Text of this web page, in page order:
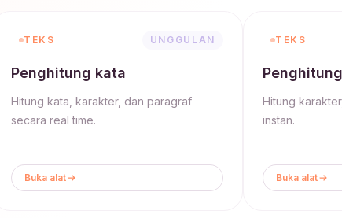
TEKS UNGGULAN
Penghitung kata
Hitung kata, karakter, dan paragraf
secara real time.
Buka alat
TEKS
Hitung
instan.
Buka alat